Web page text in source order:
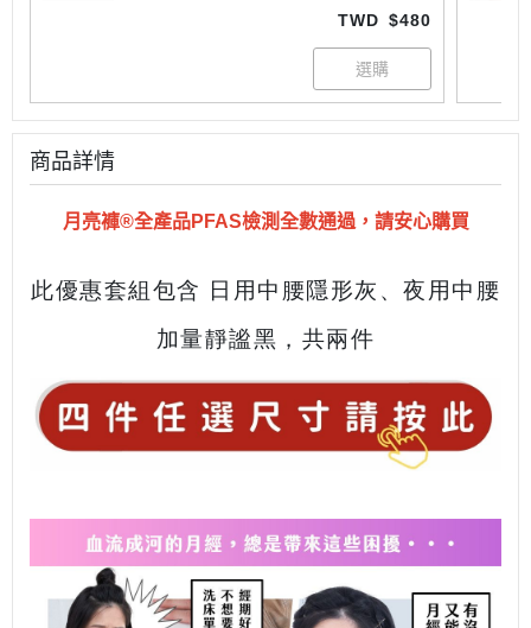
TWD $480
商品詳情
月亮褲®全產品PFAS檢測全數通過，請安心購買
此優惠套組包含 日 用中 腰隱形灰、夜用中腰
加量靜謐黑，共兩件